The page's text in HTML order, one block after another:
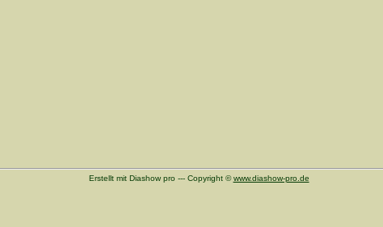
Erstellt mit Diashow pro --- Copyright ©www.diashow-pro.de